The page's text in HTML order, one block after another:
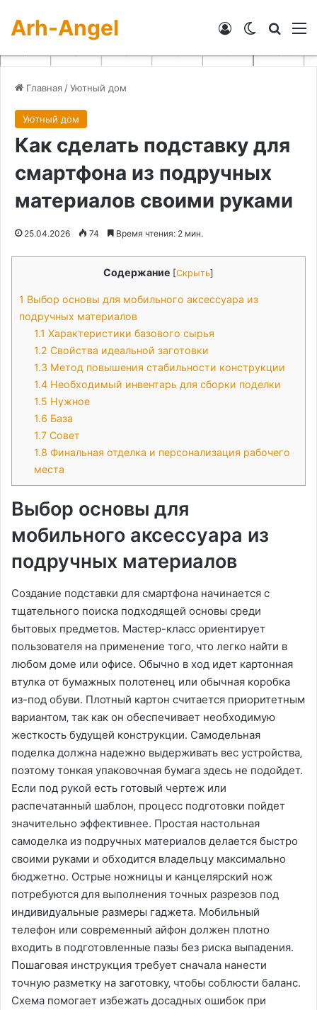
Arh-Angel Switch skin
Войти
Главная /Уютный дом
Уютный дом
Как сделать подставку для
смартфона из подручных
материалов своими руками
25.04.2026 74 Время чтения: 2 мин.
Содержание [Скрыть]
1 Выбор основы для мобильного аксессуара из
подручных материалов
1.1 Характеристики базового сырья
1.2 Свойства идеальной заготовки
1.3 Метод повышения стабильности конструкции
1.4 Необходимый инвентарь для сборки поделки
1.5 Нужное
1.6 База
1.7 Совет
1.8 Финальная отделка и персонализация рабочего
места
Выбор основы для
мобильного аксессуара из
подручных материалов
Создание подставки для смартфона начинается с
тщательного поиска подходящей основы среди
бытовых предметов. Мастер-класс ориентирует
пользователя на применение того‚ что легко найти в
любом доме или офисе. Обычно в ход идет картонная
втулка от бумажных полотенец или обычная коробка
из-под обуви. Плотный картон считается приоритетным
вариантом‚ так как он обеспечивает необходимую
жесткость будущей конструкции. Самодельная
поделка должна надежно выдерживать вес устройства‚
поэтому тонкая упаковочная бумага здесь не подойдет.
Если под рукой есть готовый чертеж или
распечатанный шаблон‚ процесс подготовки пойдет
значительно эффективнее. Простая настольная
самоделка из подручных материалов делается быстро
своими руками и обходится владельцу максимально
бюджетно. Острые ножницы и канцелярский нож
потребуются для выполнения точных разрезов под
индивидуальные размеры гаджета. Мобильный
телефон или современный айфон должен плотно
входить в подготовленные пазы без риска выпадения.
Пошаговая инструкция требует сначала нанести
точную разметку на заготовку‚ чтобы соблюсти баланс.
Схема помогает избежать досадных ошибок при